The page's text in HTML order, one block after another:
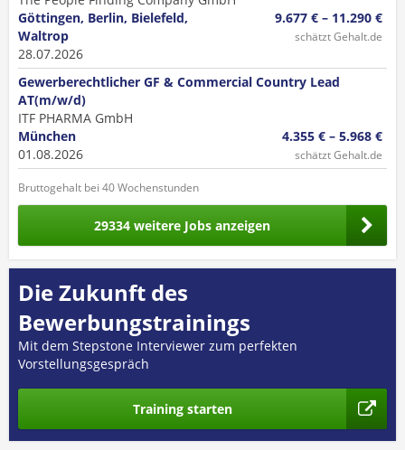
Göttingen, Berlin, Bielefeld,
Waltrop
28.07.2026
9.677 € – 11.290 €
schätzt Gehalt.de
Gewerberechtlicher GF & Commercial Country Lead
AT(m/w/d)
ITF PHARMA GmbH
München
01.08.2026
4.355 € – 5.968 €
schätzt Gehalt.de
Bruttogehalt bei 40 Wochenstunden
29334 weitere Jobs anzeigen
Die Zukunft des
Bewerbungstrainings
Mit dem Stepstone Interviewer zum perfekten
Vorstellungsgespräch
Training starten